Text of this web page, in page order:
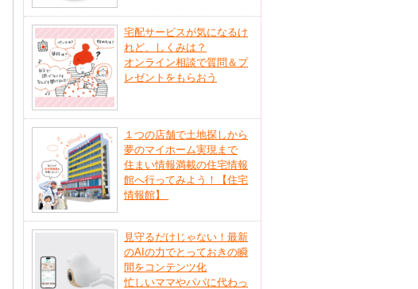
宅配サービスが気になるけ
れど、しくみは？
オンライン相談で質問＆プ
レゼントをもらおう
１つの店舗で土地探しから
夢のマイホーム実現まで
住まい情報満載の住宅情報
館へ行ってみよう！【住宅
情報館】
見守るだけじゃない！最新
のAIの力でとっておきの瞬
間をコンテンツ化
忙しいママやパパに代わっ